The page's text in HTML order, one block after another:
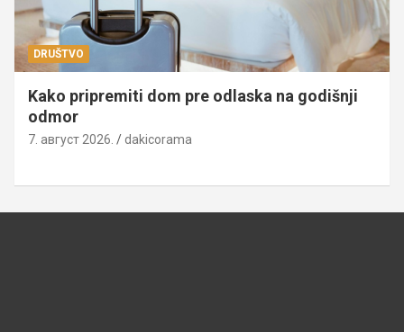
DRUŠTVO
Kako pripremiti dom pre odlaska na godišnji
odmor
7. август 2026. dakicorama